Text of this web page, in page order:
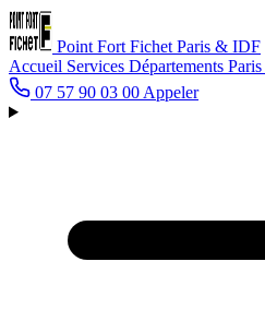
Point Fort Fichet Paris & IDF
Accueil Services Départements Paris
07 57 90 03 00 Appeler